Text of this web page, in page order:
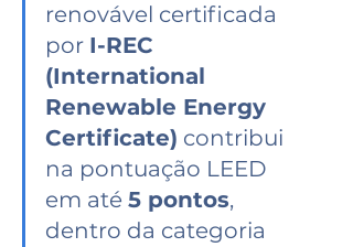
renovável certificada
por I-REC
(International
Renewable Energy
Certificate) contribui
na pontuação LEED
em até 5 pontos,
dentro da categoria